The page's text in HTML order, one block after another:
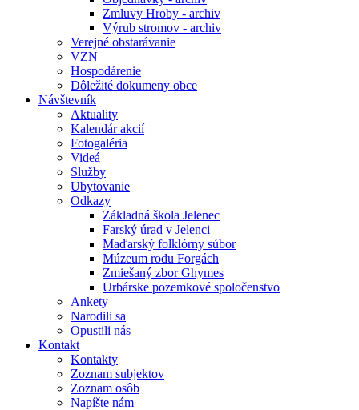
Zmluvy Hroby - archiv
Výrub stromov - archiv
Verejné obstarávanie
VZN
Hospodárenie
Dôležité dokumeny obce
Návštevník
Aktuality
Kalendár akcií
Fotogaléria
Videá
Služby
Ubytovanie
Odkazy
Základná škola Jelenec
Farský úrad v Jelenci
Maďarský folklórny súbor
Múzeum rodu Forgách
Zmiešaný zbor Ghymes
Urbárske pozemkové spoločenstvo
Ankety
Narodili sa
Opustili nás
Kontakt
Kontakty
Zoznam subjektov
Zoznam osôb
Napíšte nám